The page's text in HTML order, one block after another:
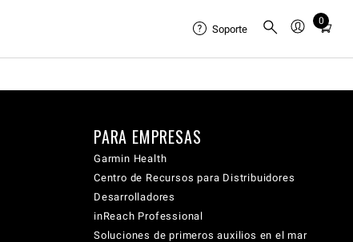
Soporte
0
Total
cart:
PARA EMPRESAS
Garmin Health
Centro de Recursos para Distribuidores
Desarrolladores
inReach Professional
Soluciones de primeros auxilios en el mar